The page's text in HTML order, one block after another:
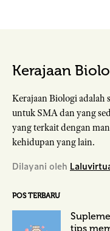
Kerajaan
Kerajaan Biologi adalah
untuk SMA dan yang
yang terkait dengan
kehidupan yang lain.
Dilayani oleh
POS TERBARU
tips